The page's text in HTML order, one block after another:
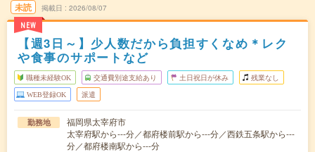
未読
NEW
掲載日 2026/08/07
【週3日～】少人数だから負担すくなめ＊レク
や食事のサポートなど
職種未経験OK 交通費別途支給あり 土日祝日が休み 残業なし
WEB登録OK 派遣
勤務地
福岡県太宰府市
太宰府駅から---分／都府楼前駅から---分／西鉄五条駅から---
分／都府楼南駅から---分